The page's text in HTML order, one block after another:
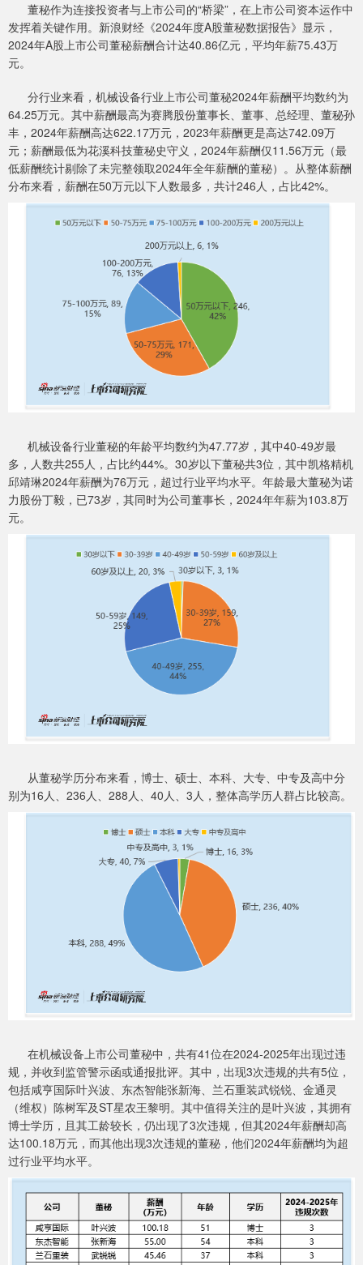
董秘作为连接投资者与上市公司的“桥梁”，在上市公司资本运作中
发挥着关键作用。新浪财经《2024年度A股董秘数据报告》显示，
2024年A股上市公司董秘薪酬合计达40.86亿元，平均年薪75.43万
元。
分行业来看，机械设备行业上市公司董秘2024年薪酬平均数约为
64.25万元。其中薪酬最高为赛腾股份董事长、董事、总经理、董秘孙
丰，2024年薪酬高达622.17万元，2023年薪酬更是高达742.09万
元；薪酬最低为花溪科技董秘史守义，2024年薪酬仅11.56万元（最
低薪酬统计剔除了未完整领取2024年全年薪酬的董秘）。从整体薪酬
分布来看，薪酬在50万元以下人数最多，共计246人，占比42%。
机械设备行业董秘的年龄平均数约为47.77岁，其中40-49岁最
多，人数共255人，占比约44%。30岁以下董秘共3位，其中凯格精机
邱靖琳2024年薪酬为76万元，超过行业平均水平。年龄最大董秘为诺
力股份丁毅，已73岁，其同时为公司董事长，2024年年薪为103.8万
元。
从董秘学历分布来看，博士、硕士、本科、大专、中专及高中分
别为16人、236人、288人、40人、3人，整体高学历人群占比较高。
在机械设备上市公司董秘中，共有41位在2024-2025年出现过违
规，并收到监管警示函或通报批评。其中，出现3次违规的共有5位，
包括咸亨国际叶兴波、东杰智能张新海、兰石重装武锐锐、金通灵
（维权）陈树军及ST星农王黎明。其中值得关注的是叶兴波，其拥有
博士学历，且其工龄较长，仍出现了3次违规，但其2024年薪酬却高
达100.18万元，而其他出现3次违规的董秘，他们2024年薪酬均为超
过行业平均水平。